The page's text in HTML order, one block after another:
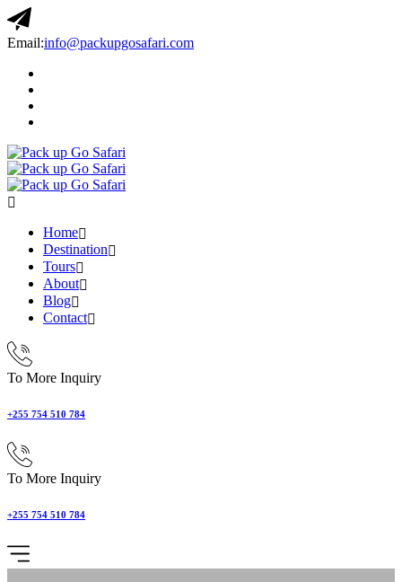
Email:info@packupgosafari.com
Home
Destination
Tours
About
Blog
Contact
To More Inquiry
+255 754 510 784
To More Inquiry
+255 754 510 784